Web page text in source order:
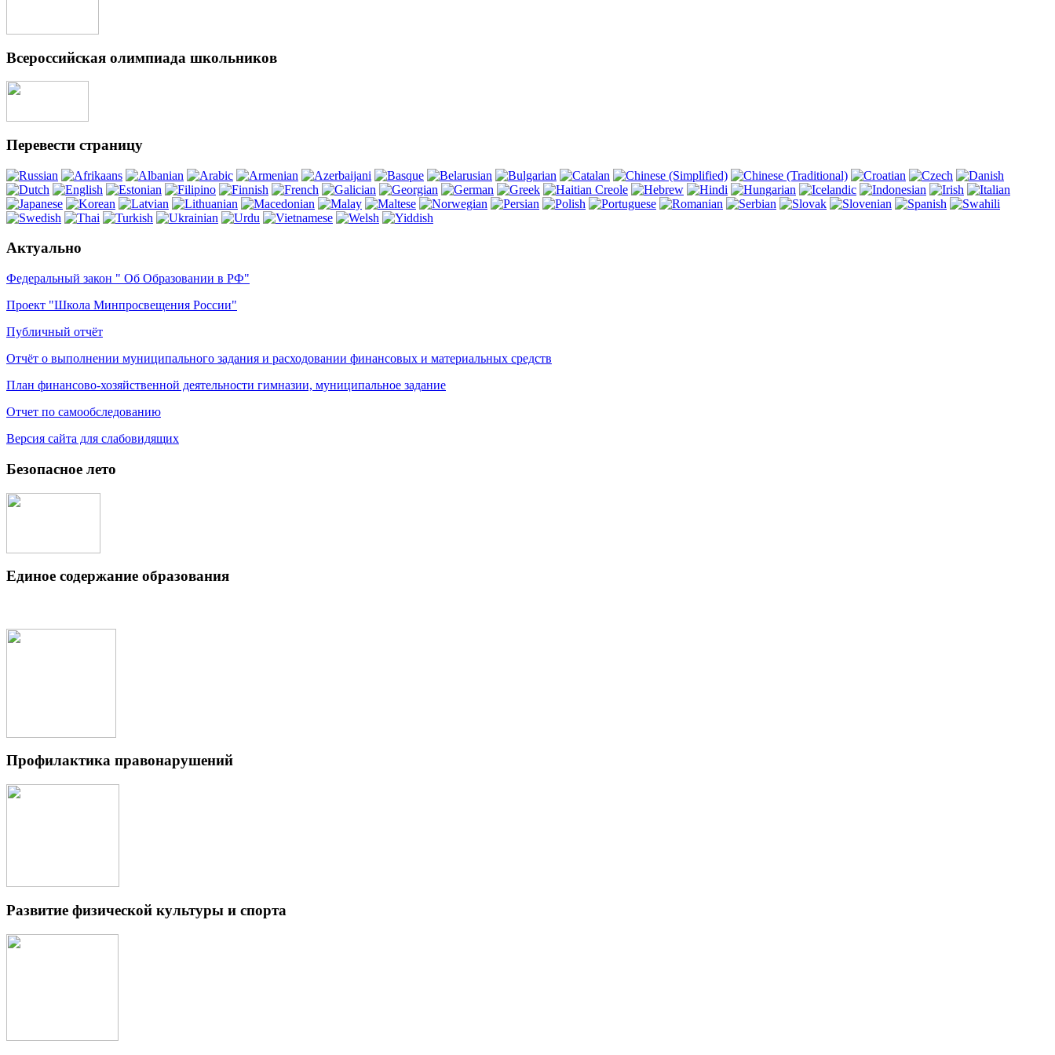
Всероссийская олимпиада школьников
Перевести страницу
Актуально
Федеральный закон " Об Образовании в РФ"
Проект "Школа Минпросвещения России"
Публичный отчёт
Отчёт о выполнении муниципального задания и расходовании финансовых и материальных средств
План финансово-хозяйственной деятельности гимназии, муниципальное задание
Отчет по самообследованию
Версия сайта для слабовидящих
Безопасное лето
Единое содержание образования
Профилактика правонарушений
Развитие физической культуры и спорта